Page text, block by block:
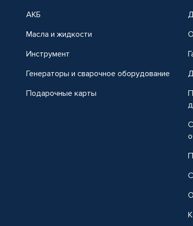
АКБ
Масла и жидкости
Инструмент
Генераторы и сварочное оборудование
Подарочные карты